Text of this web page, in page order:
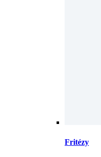
Fritézy